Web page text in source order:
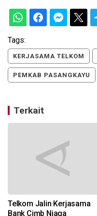
Tags:
KERJASAMA TELKOM
PEMKAB PASANGKAYU
Terkait
Telkom Jalin Kerjasama
Bank Cimb Niaga